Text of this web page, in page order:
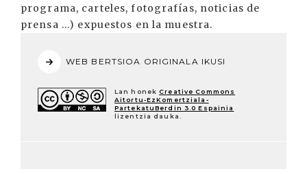
programa, carteles, fotografías, noticias de
prensa ...) expuestos en la muestra.
WEB BERTSIOA ORIGINALA IKUSI
Lan honek Creative Commons
Aitortu-EzKomertziala-
PartekatuBerdin 3.0 Espainia
lizentzia dauka.